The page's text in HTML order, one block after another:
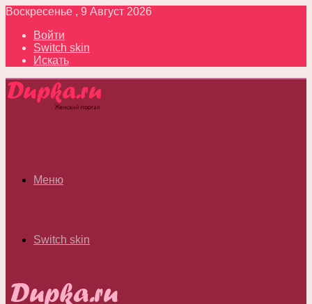
Воскресенье , 9 Август 2026
Войти
Switch skin
Искать
Меню
Switch skin